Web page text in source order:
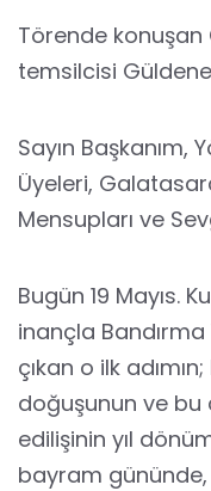
Törende konuşan
temsilcisi
Sayın Başkanım,
Üyeleri,
Mensupları ve
Bugün 19 Mayıs.
inançla
çıkan o ilk
doğuşunun ve
edilişinin yıl
bayram gününde,